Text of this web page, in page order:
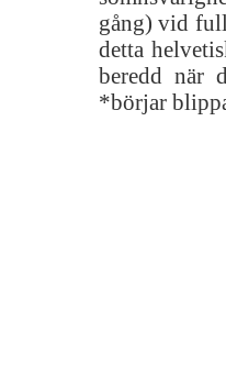
gång) vid
detta
beredd när
*börjar